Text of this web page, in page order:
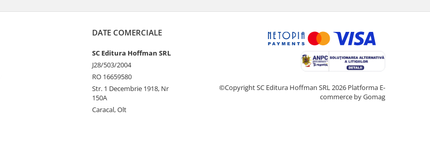
DATE COMERCIALE
SC Editura Hoffman SRL
J28/503/2004
RO 16659580
Str. 1 Decembrie 1918, Nr
150A
Caracal, Olt
©Copyright SC Editura Hoffman SRL 2026 Platforma E-
commerce by Gomag